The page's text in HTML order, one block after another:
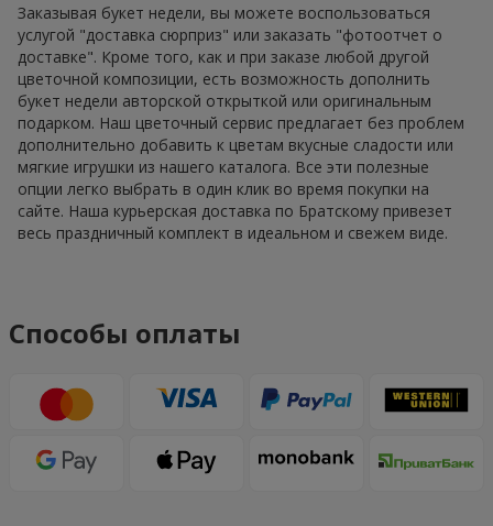
Заказывая букет недели, вы можете воспользоваться
услугой "доставка сюрприз" или заказать "фотоотчет о
доставке". Кроме того, как и при заказе любой другой
цветочной композиции, есть возможность дополнить
букет недели авторской открыткой или оригинальным
подарком. Наш цветочный сервис предлагает без проблем
дополнительно добавить к цветам вкусные сладости или
мягкие игрушки из нашего каталога. Все эти полезные
опции легко выбрать в один клик во время покупки на
сайте. Наша курьерская доставка по Братскому привезет
весь праздничный комплект в идеальном и свежем виде.
Способы оплаты